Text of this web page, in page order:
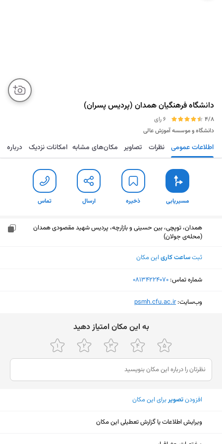
دانشگاه فرهنگیان همدان (پردیس پسران)
4/8
6 رای
دانشگاه و موسسه آموزش عالی
مسیریابی ذخیره ارسال تماس اطلاعات عمومی نظرات تصاویر مکان‌های مشابه امکانات نزدیک درباره
مسیریابی ذخیره ارسال تماس
همدان، توپچی، بین حسینی و بازارچه، پردیس شهید مقصودی همدان
(محله‌ی جولان)
ثبتساعت کاری این مکان
شماره تماس: ‎08134224070
وب‌سایت:‎psmh.cfu.ac.ir
ﺑﻪ اﯾﻦ ﻣﮑﺎن اﻣﺘﯿﺎز دﻫﯿﺪ
افزودنتصویربرای این مکان
ویرایش اطلاعات یا گزارش تعطیلی این مکان